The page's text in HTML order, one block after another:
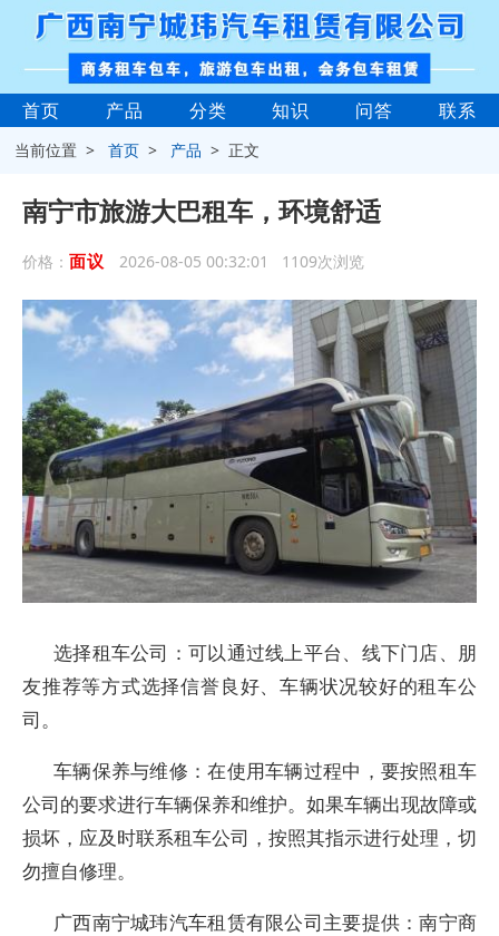
首页 产品 分类 知识 问答 联系
当前位置 >首页 > 产品 > 正文
南宁市旅游大巴租车，环境舒适
价格： 面议 2026-08-05 00:32:01 1109次浏览
选择租车公司：可以通过线上平台、线下门店、朋
友推荐等方式选择信誉良好、车辆状况较好的租车公
司。
车辆保养与维修：在使用车辆过程中，要按照租车
公司的要求进行车辆保养和维护。如果车辆出现故障或
损坏，应及时联系租车公司，按照其指示进行处理，切
勿擅自修理。
广西南宁城玮汽车租赁有限公司主要提供：南宁商